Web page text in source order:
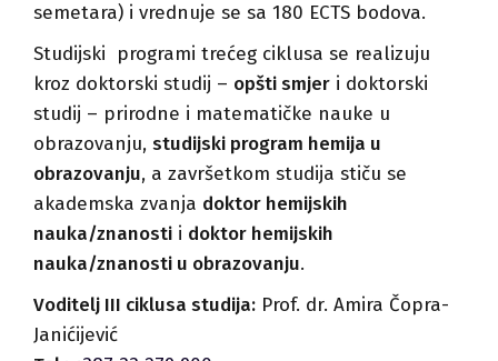
semetara) i vrednuje se sa 180 ECTS bodova.
Studijski programi trećeg ciklusa se realizuju
kroz doktorski studij – opšti smjer i doktorski
studij – prirodne i matematičke nauke u
obrazovanju, studijski program hemija u
obrazovanju, a završetkom studija stiču se
akademska zvanja doktor hemijskih
nauka/znanosti i doktor hemijskih
nauka/znanosti u obrazovanju.
Voditelj III ciklusa studija: Prof. dr. Amira Čopra-
Janićijević